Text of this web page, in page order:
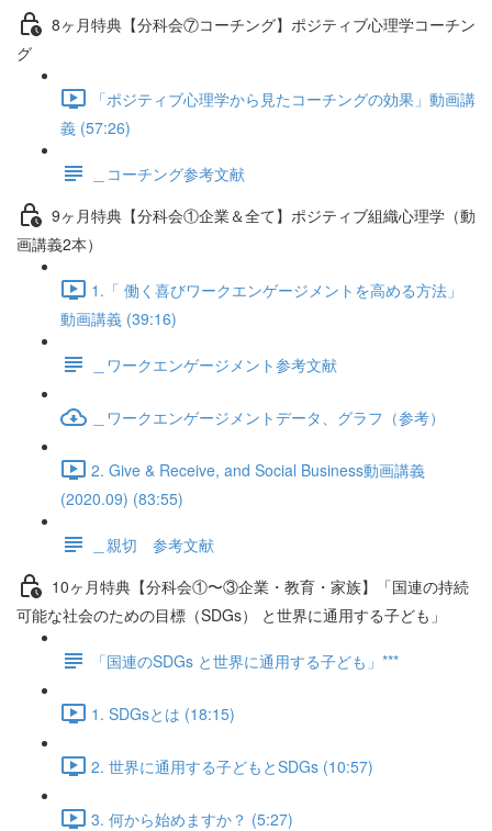
8ヶ月特典【分科会⑦コーチング】ポジティブ心理学コーチン
グ
「ポジティブ心理学から見たコーチングの効果」動画講
義 (57:26)
＿コーチング参考文献
9ヶ月特典【分科会①企業＆全て】ポジティブ組織心理学（動
画講義2本）
1.「 働く喜びワークエンゲージメントを高める方法」
動画講義 (39:16)
＿ワークエンゲージメント参考文献
＿ワークエンゲージメントデータ、グラフ（参考）
2. Give & Receive, and Social Business動画講義
(2020.09) (83:55)
＿親切 参考文献
10ヶ月特典【分科会①〜③企業・教育・家族】「国連の持続
可能な社会のための目標（SDGs） と世界に通用する子ども」
「国連のSDGs と世界に通用する子ども」***
1. SDGsとは (18:15)
2. 世界に通用する子どもとSDGs (10:57)
3. 何から始めますか？ (5:27)